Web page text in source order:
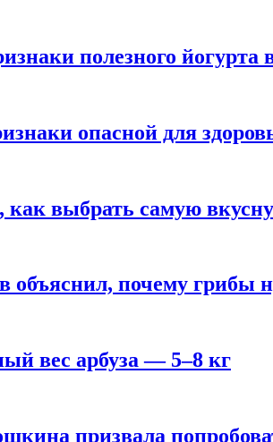
полезного йогурта
опасной для
как выбрать самую
объяснил, почему грибы
вес арбуза — 5–8 кг
призвала